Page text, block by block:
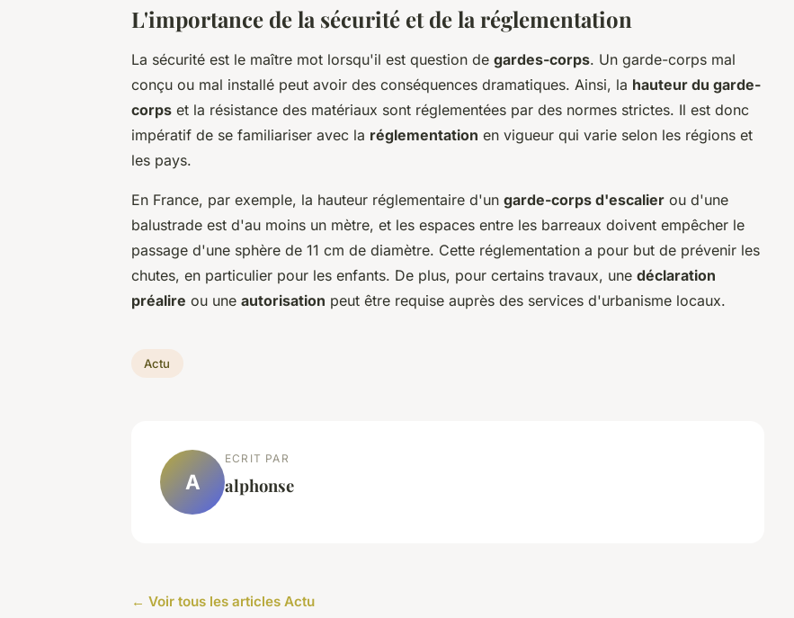
L'importance de la sécurité et de la réglementation
La sécurité est le maître mot lorsqu'il est question de gardes-corps. Un garde-corps mal
conçu ou mal installé peut avoir des conséquences dramatiques. Ainsi, la hauteur du garde-
corps et la résistance des matériaux sont réglementées par des normes strictes. Il est donc
impératif de se familiariser avec la réglementation en vigueur qui varie selon les régions et
les pays.
En France, par exemple, la hauteur réglementaire d'un garde-corps d'escalier ou d'une
balustrade est d'au moins un mètre, et les espaces entre les barreaux doivent empêcher le
passage d'une sphère de 11 cm de diamètre. Cette réglementation a pour but de prévenir les
chutes, en particulier pour les enfants. De plus, pour certains travaux, une déclaration
préalire ou une autorisation peut être requise auprès des services d'urbanisme locaux.
Actu
A
ECRIT PAR
alphonse
← Voir tous les articles Actu